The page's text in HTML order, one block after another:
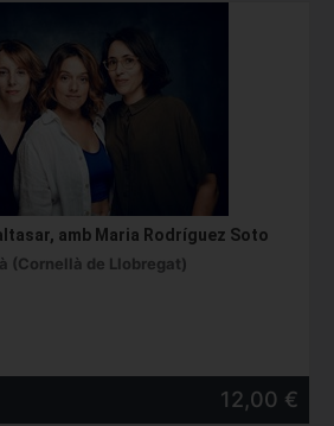
amb Maria Rodríguez Soto
(Cornellà de Llobregat)
12,00 €